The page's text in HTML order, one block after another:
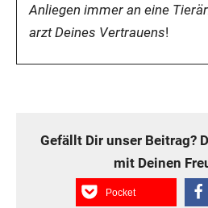
Anlie­gen immer an eine
arzt Dei­nes Ver­trau­ens!
Gefällt Dir unser Bei­trag?
mit Dei­nen
Pocket